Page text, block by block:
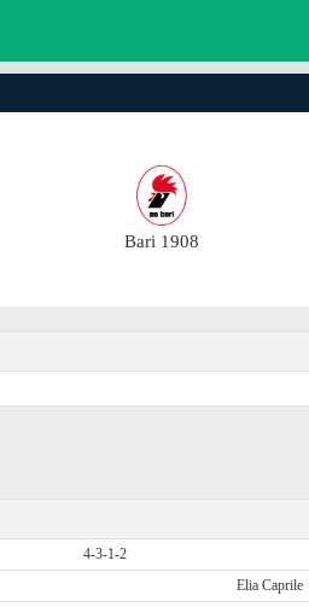
Bari 1908
4-3-1-2
Elia Caprile